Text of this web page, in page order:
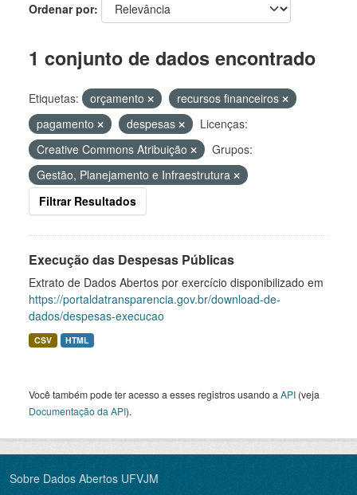
Ordenar por
1 conjunto de dados encontrado
Etiquetas: orçamento
recursos financeiros
pagamento
despesas
Licenças:
Creative Commons Atribuição
Grupos:
Gestão, Planejamento e Infraestrutura
Filtrar Resultados
Execução das Despesas Públicas
Extrato de Dados Abertos por exercício disponibilizado em
https://portaldatransparencia.gov.br/download-de-
dados/despesas-execucao
CSV HTML
Você também pode ter acesso a esses registros usando a API (veja
Documentação da API).
Sobre Dados Abertos UFVJM